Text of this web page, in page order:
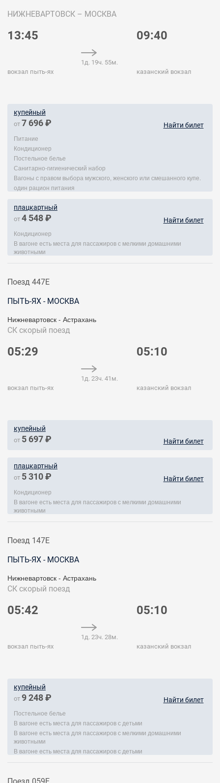
НИЖНЕВАРТОВСК – МОСКВА
13:45
вокзал пыть-ях
1д. 19ч. 55м.
09:40
казанский вокзал
купейный
от 7 696 ₽ Найти билет
Питание
Кондиционер
Постельное белье
Санитарно-гигиенический набор
Вагоны с правом выбора мужского, женского или смешанного купе.
один рацион питания
плацкартный
от 4 548 ₽ Найти билет
Кондиционер
В вагоне есть места для пассажиров с мелкими домашними
животными
Поезд 447Е
ПЫТЬ-ЯХ - МОСКВА
Нижневартовск - Астрахань
СК скорый поезд
05:29
вокзал пыть-ях
1д. 23ч. 41м.
05:10
казанский вокзал
купейный
от 5 697 ₽ Найти билет
плацкартный
от 5 310 ₽ Найти билет
Кондиционер
В вагоне есть места для пассажиров с мелкими домашними
животными
Поезд 147Е
ПЫТЬ-ЯХ - МОСКВА
Нижневартовск - Астрахань
СК скорый поезд
05:42
вокзал пыть-ях
1д. 23ч. 28м.
05:10
казанский вокзал
купейный
от 9 248 ₽ Найти билет
Постельное белье
В вагоне есть места для пассажиров с детьми
В вагоне есть места для пассажиров с мелкими домашними
животными
В вагоне есть места для пассажиров с детьми